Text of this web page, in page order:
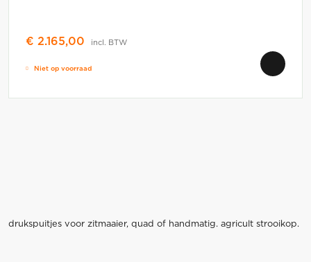
€ 2.165,00 incl. BTW
Niet op voorraad
drukspuitjes voor zitmaaier, quad of handmatig. agricult strooikop.